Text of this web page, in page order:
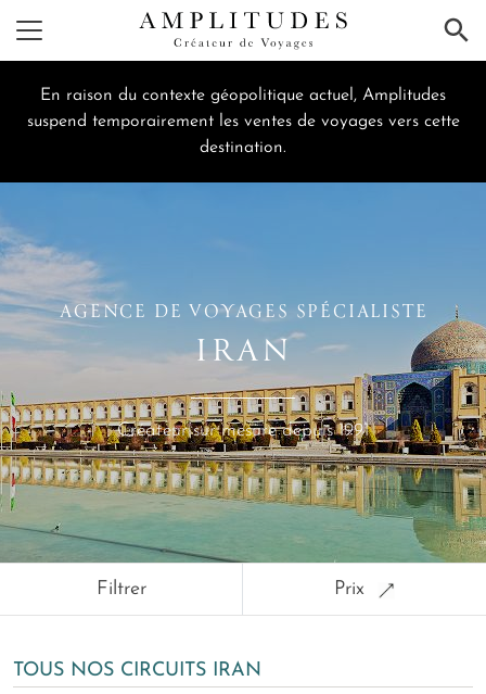
×
En raison du contexte géopolitique actuel, Amplitudes
suspend temporairement les ventes de voyages vers cette
destination.
AGENCE DE VOYAGES SPÉCIALISTE
IRAN
Créateur sur mesure depuis 1991
Filtrer Prix
TOUS NOS CIRCUITS IRAN